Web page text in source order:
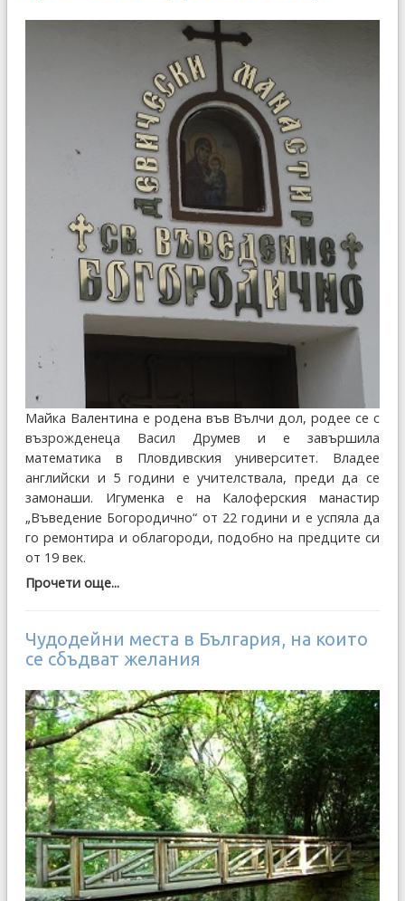
Майка Валентина е родена във Вълчи дол, родее се с
възрожденеца Васил Друмев и е завършила
математика в Пловдивския университет. Владее
английски и 5 години е учителствала, преди да се
замонаши. Игуменка е на Калоферския манастир
„Въведение Богородично“ от 22 години и е успяла да
го ремонтира и облагороди, подобно на предците си
от 19 век.
Прочети още...
Чудодейни места в България, на които
се сбъдват желания